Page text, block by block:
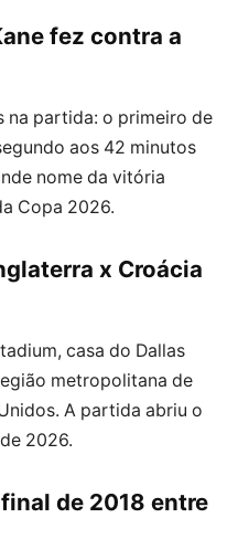
fez contra a
na partida: o primeiro de
aos 42 minutos
nome da vitória
Copa 2026.
x Croácia
casa do Dallas
metropolitana de
A partida abriu o
2026.
de 2018 entre